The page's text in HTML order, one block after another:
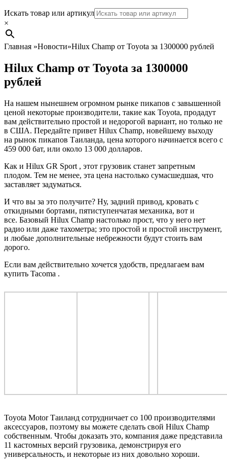
Search
Искать товар или артикул
×
Главная »Новости»Hilux Champ от Toyota за 1300000 рублей
Hilux Champ от Toyota за 1300000
рублей
На нашем нынешнем огромном рынке пикапов с завышенной
ценой некоторые производители, такие как Toyota, продадут
вам действительно простой и недорогой вариант, но только не
в США. Передайте привет Hilux Champ, новейшему выходу
на рынок пикапов Таиланда, цена которого начинается всего с
459 000 бат, или около 13 000 долларов.
Как и Hilux GR Sport , этот грузовик станет запретным
плодом. Тем не менее, эта цена настолько сумасшедшая, что
заставляет задуматься.
И что вы за это получите? Ну, задний привод, кровать с
откидными бортами, пятиступенчатая механика, вот и
все. Базовый Hilux Champ настолько прост, что у него нет
радио или даже тахометра; это простой и простой инструмент,
и любые дополнительные небрежности будут стоить вам
дорого.
Если вам действительно хочется удобств, предлагаем вам
купить Tacoma .
Toyota Motor Таиланд сотрудничает со 100 производителями
аксессуаров, поэтому вы можете сделать свой Hilux Champ
собственным. Чтобы доказать это, компания даже представила
11 кастомных версий грузовика, демонстрируя его
универсальность, и некоторые из них довольно хороши.